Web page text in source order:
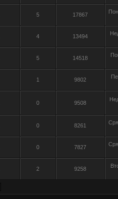
5 17867
4 13494
5 14518
1 9802
0 9508
0 8261
0 7827
2 9258